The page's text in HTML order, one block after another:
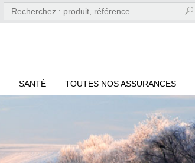
SANTÉ TOUTES NOS ASSURANCES